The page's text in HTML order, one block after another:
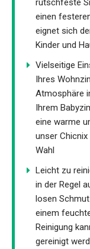
rutschfeste
einen
eignet sich
Kinder und
Vielseitige
Ihres
Atmosphäre
Ihrem
eine warme
unser
Wahl
Leicht zu
in der Regel
losen
einem
Reinigung
gereinigt